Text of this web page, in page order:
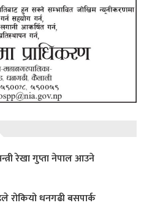
रेखा गुप्ता नेपाल आउने
रोकियो धनगढी बसपार्क